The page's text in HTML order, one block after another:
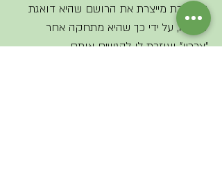
המערכת מייצרת את הרושם שהיא דואגת
לעתידו, על ידי כך שהיא מתחקה אחר
"צרכיו" ועוזרת לו להגשים אותם.